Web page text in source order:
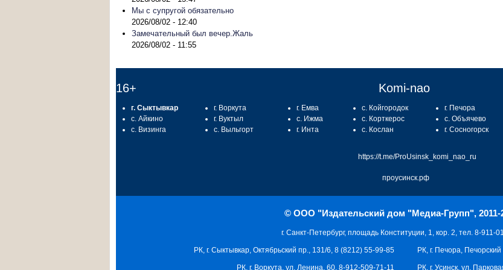
Мы с супругой обязательно
2026/08/02 - 12:40
Замечательный был вечер.Жаль
2026/08/02 - 11:55
16+ Komi-nao
г. Сыктывкар
с. Айкино
с. Визинга
г. Воркута
г. Вуктыл
с. Выльгорт
г. Емва
с. Ижма
г. Инта
с. Койгородок
с. Корткерос
с. Кослан
г. Печора
с. Объячево
г. Сосногорск
https://t.me/ProUsinsk_komi_nao_ru
проусинск.рф
© ООО "Издательский дом "Медиа-Групп", 2011-
г. Санкт-Петербург, площадь Конституции, 1, кор. 2, тел. 8-911-
РК, г. Печора,
РК, г. Усинск, ул.
РК, г. Сыктывкар, Октябрьский пр., 131/6, 8 (8212) 55-99-85
РК, г. Воркута, ул. Ленина, 60, 8-912-509-71-11